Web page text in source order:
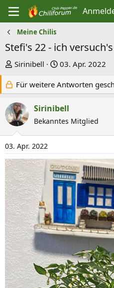
Meine Chilis
Stefi's 22 - ich
E
s
e
l
l
e
r
Sirinibell
E
s
e
l
l
a
m
03. Apr. 2022
Für weitere Antworten
Sirinibell
Bekanntes Mitglied
03. Apr. 2022